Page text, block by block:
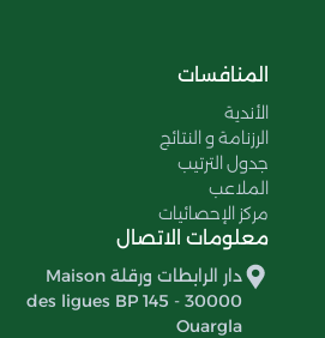
المنافسات
الأندية
الرزنامة و النتائج
جدول الترتيب
الملاعب
مركز الإحصائيات
معلومات الاتصال
دار الرابطات ورقلة Maison
des ligues BP 145 - 30000
Ouargla